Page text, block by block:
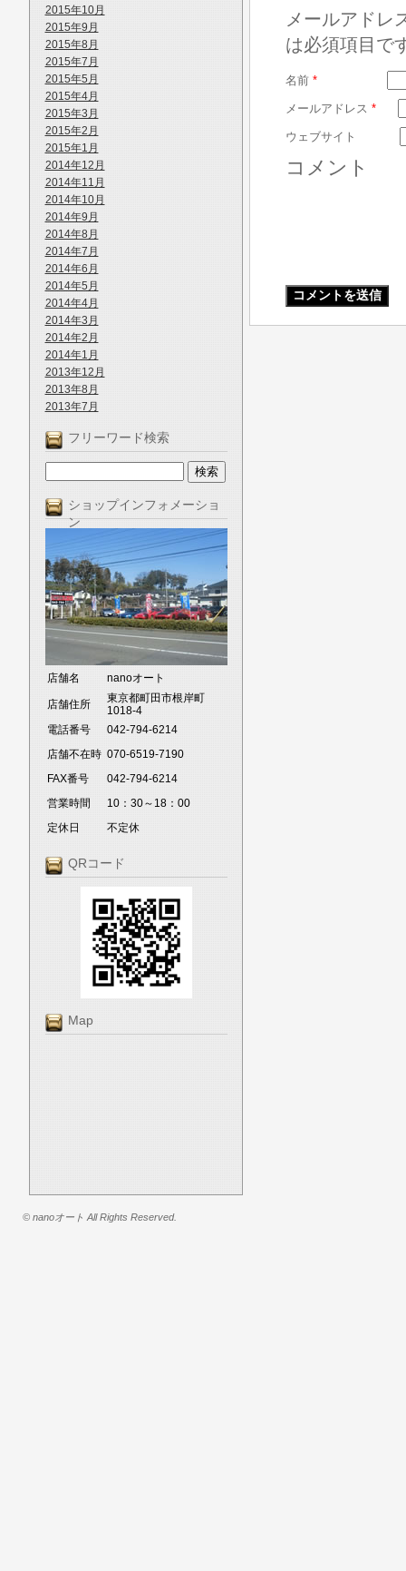
2015年10月
2015年9月
2015年8月
2015年7月
2015年5月
2015年4月
2015年3月
2015年2月
2015年1月
2014年12月
2014年11月
2014年10月
2014年9月
2014年8月
2014年7月
2014年6月
2014年5月
2014年4月
2014年3月
2014年2月
2014年1月
2013年12月
2013年8月
2013年7月
フリーワード検索
ショップインフォメーショ
ン
店舗名 nanoオート
店舗住所
東京都町田市根岸町
1018-4
電話番号
042-794-6214
店舗不在時 070-6519-7190
FAX番号
042-794-6214
営業時間
10：30～18：00
定休日
不定休
QRコード
Map
メールアドレ
は必須項目で
名前 *
メールアドレス *
ウェブサイト
コメント
© nanoオート All Rights Reserved.